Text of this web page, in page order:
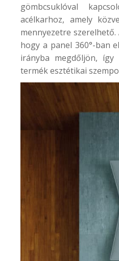
gömbcsuklóval
acélkarhoz, amely
mennyezetre
hogy a panel 360°-ban
irányba megdőljön, így
termék esztétikai